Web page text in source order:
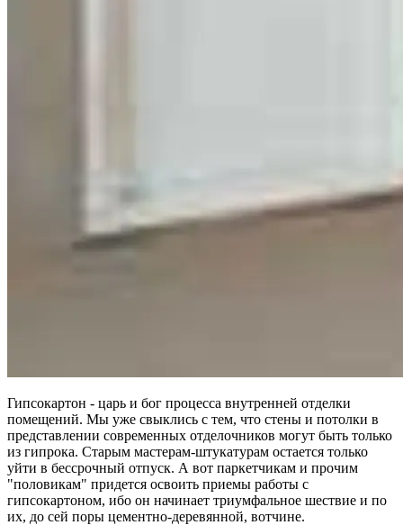
Гипсокартон - царь и бог процесса внутренней отделки
помещений. Мы уже свыклись с тем, что стены и потолки в
представлении современных отделочников могут быть только
из гипрока. Старым мастерам-штукатурам остается только
уйти в бессрочный отпуск. А вот паркетчикам и прочим
"половикам" придется освоить приемы работы с
гипсокартоном, ибо он начинает триумфальное шествие и по
их, до сей поры цементно-деревянной, вотчине.